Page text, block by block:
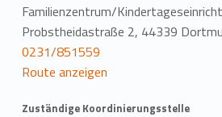
Familienzentrum/
Probstheidastraße 2, 44339
0231/851559
Route anzeigen
Zuständige Koordinierungsstelle